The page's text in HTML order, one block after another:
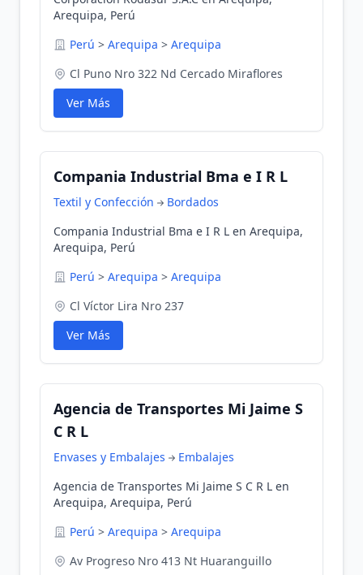
Arequipa, Perú
Perú > Arequipa > Arequipa
Cl Puno Nro 322 Nd Cercado Miraflores
Ver Más
Compania Industrial Bma e I R L
Textil y Confección
Bordados
Compania Industrial Bma e I R L en Arequipa,
Arequipa, Perú
Perú > Arequipa > Arequipa
Cl Víctor Lira Nro 237
Ver Más
Agencia de Transportes Mi Jaime S
C R L
Envases y Embalajes
Embalajes
Agencia de Transportes Mi Jaime S C R L en
Arequipa, Arequipa, Perú
Perú > Arequipa > Arequipa
Av Progreso Nro 413 Nt Huaranguillo